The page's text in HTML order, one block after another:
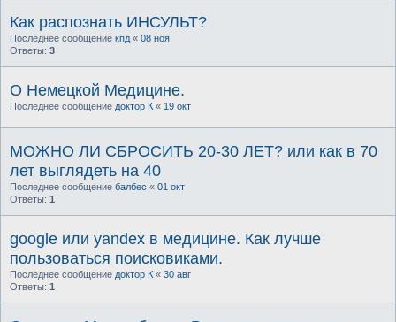
Как распознать ИНСУЛЬТ?
Последнее сообщение кпд « 08 ноя
Ответы: 3
О Немецкой Медицине.
Последнее сообщение доктор К « 19 окт
МОЖНО ЛИ СБРОСИТЬ 20-30 ЛЕТ? или как в 70
лет выглядеть на 40
Последнее сообщение балбес « 01 окт
Ответы: 1
google или yandex в медицине. Как лучше
пользоваться поисковиками.
Последнее сообщение доктор К « 30 авг
Ответы: 1